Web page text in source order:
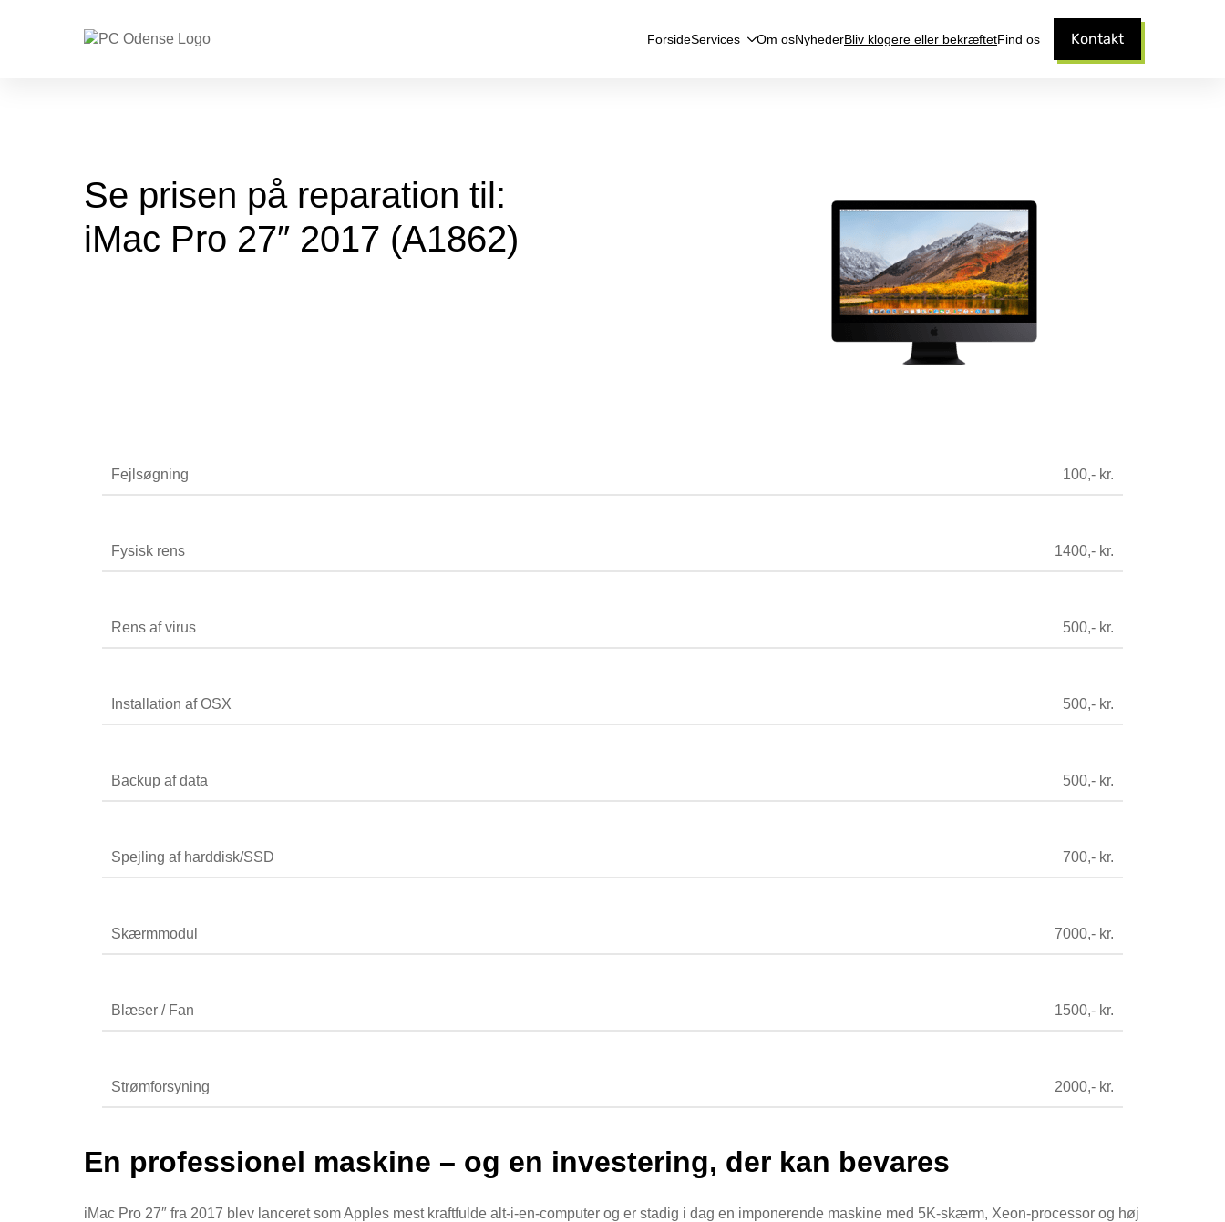
ForsideServices Om osNyhederBliv klogere eller bekræftetFind os Kontakt
Se prisen på reparation til:
iMac Pro 27″ 2017 (A1862)
Fejlsøgning 100,- kr.
Fysisk rens 1400,- kr.
Rens af virus 500,- kr.
Installation af OSX 500,- kr.
Backup af data 500,- kr.
Spejling af harddisk/SSD 700,- kr.
Skærmmodul 7000,- kr.
Blæser / Fan 1500,- kr.
Strømforsyning 2000,- kr.
En professionel maskine – og en investering, der kan bevares
iMac Pro 27″ fra 2017 blev lanceret som Apples mest kraftfulde alt-i-en-computer og er stadig i dag en imponerende maskine med 5K-skærm, Xeon-processor og høj